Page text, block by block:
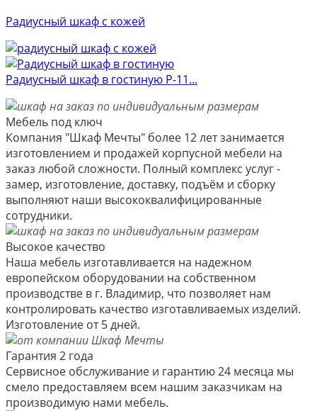
Радиусный шкаф с кожей
Радиусный шкаф в гостиную Р-11...
Мебель под ключ
Компания "Шкаф Мечты" более 12 лет занимается
изготовлением и продажей корпусной мебели на
заказ любой сложности. Полный комплекс услуг -
замер, изготовление, доставку, подъём и сборку
выполняют наши высококвалифицированные
сотрудники.
Высокое качество
Наша мебель изготавливается на надежном
европейском оборудовании на собственном
производстве в г. Владимир, что позволяет нам
контролировать качество изготавливаемых изделий.
Изготовление от 5 дней.
Гарантия 2 года
Сервисное обслуживание и гарантию 24 месяца мы
смело предоставляем всем нашим заказчикам на
производимую нами мебель.